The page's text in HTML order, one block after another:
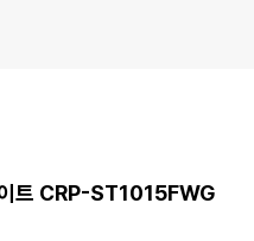
트 CRP-ST1015FWG